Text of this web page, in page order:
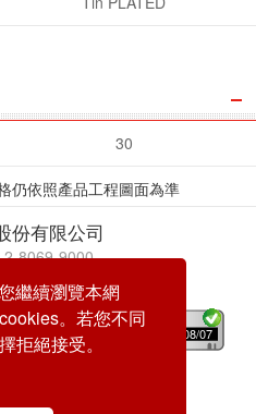
繼續瀏覽本網
。若您不同
拒絕接受。
30
仍依照產品工程圖面為準
份有限公司
8069-9000
26/08/07
ALL RIGHTS RESERVED
CREATOP